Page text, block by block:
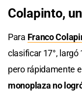
Colapinto,
Para Franco
clasificar 17°, largó
pero rápidamente
monoplaza no